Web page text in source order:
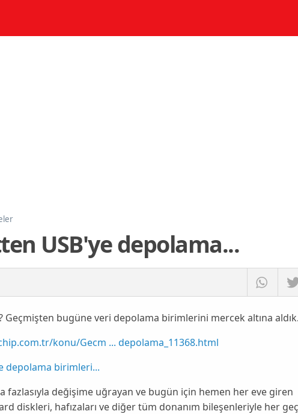
USB'ye depolama...
Geçmişten bugüne veri depolama birimlerini mercek altına aldık.
konu/Gecm ... depolama_11368.html
depolama birimleri...
fazlasıyla değişime uğrayan ve bugün için hemen her eve giren
diskleri, hafızaları ve diğer tüm donanım bileşenleriyle her